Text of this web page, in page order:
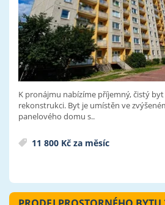
K pronájmu nabízíme příjemný, čistý
rekonstrukci. Byt je umístěn ve
panelového domu s..
11 800 Kč za měsíc